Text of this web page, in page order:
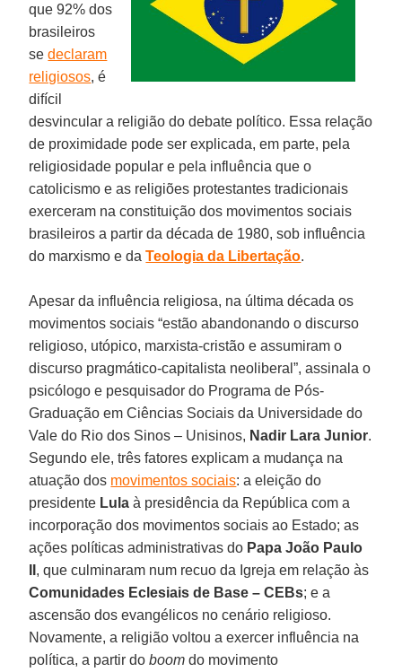
que 92% dos
brasileiros
sedeclaram
religiosos, é
difícil
desvincular a religião do debate político. Essa relação
de proximidade pode ser explicada, em parte, pela
religiosidade popular e pela influência que o
catolicismo e as religiões protestantes tradicionais
exerceram na constituição dos movimentos sociais
brasileiros a partir da década de 1980, sob influência
do marxismo e daTeologia da Libertação.
Apesar da influência religiosa, na última década os
movimentos sociais “estão abandonando o discurso
religioso, utópico, marxista-cristão e assumiram o
discurso pragmático-capitalista neoliberal”, assinala o
psicólogo e pesquisador do Programa de Pós-
Graduação em Ciências Sociais da Universidade do
Vale do Rio dos Sinos – Unisinos, Nadir Lara Junior.
Segundo ele, três fatores explicam a mudança na
atuação dos movimentos sociais: a eleição do
presidente Lulaà presidência da República com a
incorporação dos movimentos sociais ao Estado; as
ações políticas administrativas do Papa João Paulo
, que culminaram num recuo da Igreja em relação às
Comunidades Eclesiais de Base – CEBs; e a
ascensão dos evangélicos no cenário religioso.
Novamente, a religião voltou a exercer influência na
política, a partir doboomdo movimento